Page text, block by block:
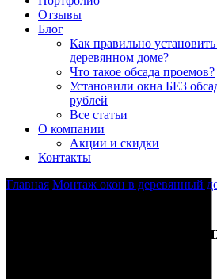
Отзывы
Блог
Как правильно
деревянном доме?
Что такое обсада проемов?
Установили окна БЕЗ
рублей
Все статьи
О компании
Акции и скидки
Контакты
Главная Монтаж окон в деревянный
Установка